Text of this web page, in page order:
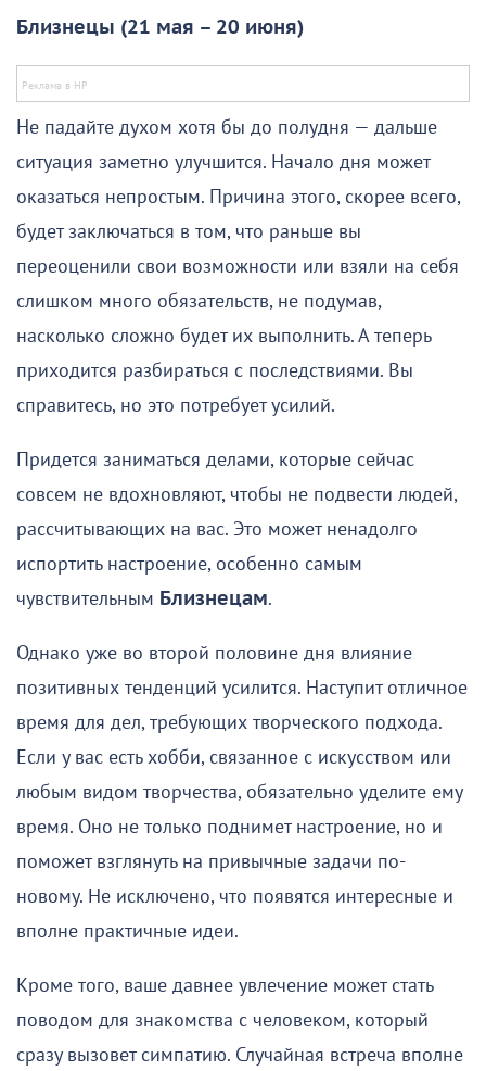
Близнецы (21 мая – 20 июня)
Не падайте духом хотя бы до полудня — дальше
ситуация заметно улучшится. Начало дня может
оказаться непростым. Причина этого, скорее всего,
будет заключаться в том, что раньше вы
переоценили свои возможности или взяли на себя
слишком много обязательств, не подумав,
насколько сложно будет их выполнить. А теперь
приходится разбираться с последствиями. Вы
справитесь, но это потребует усилий.
Придется заниматься делами, которые сейчас
совсем не вдохновляют, чтобы не подвести людей,
рассчитывающих на вас. Это может ненадолго
испортить настроение, особенно самым
чувствительным Близнецам.
Однако уже во второй половине дня влияние
позитивных тенденций усилится. Наступит отличное
время для дел, требующих творческого подхода.
Если у вас есть хобби, связанное с искусством или
любым видом творчества, обязательно уделите ему
время. Оно не только поднимет настроение, но и
поможет взглянуть на привычные задачи по-
новому. Не исключено, что появятся интересные и
вполне практичные идеи.
Кроме того, ваше давнее увлечение может стать
поводом для знакомства с человеком, который
сразу вызовет симпатию. Случайная встреча вполне